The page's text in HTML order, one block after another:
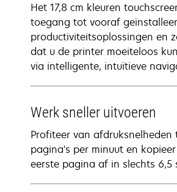
Het 17,8 cm kleuren
toegang tot vooraf
productiviteitsoplossingen en
dat u de printer moeiteloos
via intelligente, intuïtieve
Werk sneller uitvoeren
Profiteer van afdruksnelheden
pagina's per minuut en
eerste pagina af in slechts 6,5